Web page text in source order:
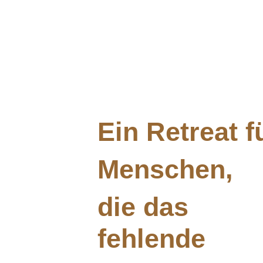
Ein Retreat
Menschen,
die das
fehlende